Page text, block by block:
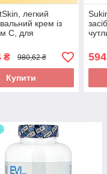
легкий
крем із
C, для
оригінал
₴ 980,62 ₴
Купити